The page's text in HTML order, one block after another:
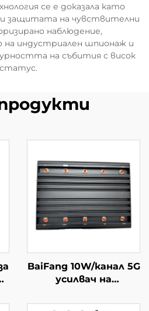
се е доказала като
защитата на чувствителни
наблюдение,
индустриален шпионаж и
на събития с висок
статус.
BaiFang 10W/канал 5G
усилвач на
Бустер